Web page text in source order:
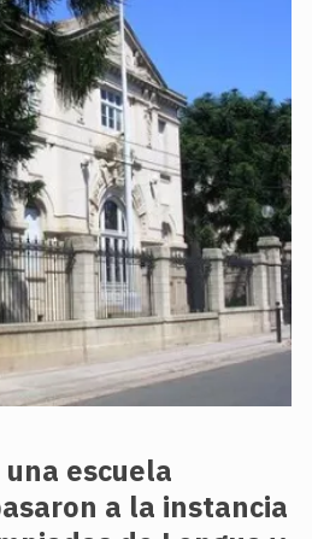
escuela
a la instancia